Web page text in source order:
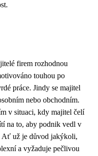
firem rozhodnou
touhou po
práce. Jindy se majitel
nebo obchodním.
v situaci, kdy majitel čelí
na to, aby podnik vedl v
Ať už je důvod jakýkoli,
a vyžaduje pečlivou